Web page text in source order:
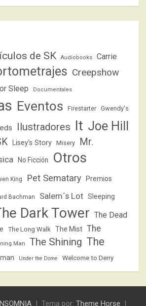
de SK Audiobooks Carrie
Creepshow
Sleep Documentales
Eventos Firestarter Gwendy's
Ilustradores It Joe Hill
Lisey's Story Misery
Mr.
No Ficción
Otros
King Pet Sematary Premios
Bachman Salem´s Lot Sleeping
Dark Tower The Dead
The Long Walk The Mist The
Man The Shining The
Under the Dome Welcome to Derry
Tema por: Theme Horse